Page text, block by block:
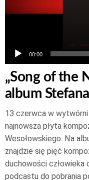
00:00
„Song of the
album
13 czerwca w
najnowsza płyta
Wesołowskiego. Na
znajdzie się pięć
duchowości człowieka
podcastu do pobrania